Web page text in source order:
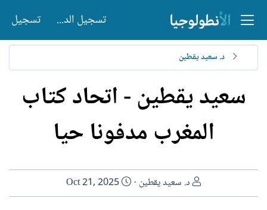
تسجيل الدخول تسجيل
د. سعيد يقطين
سعيد يقطين - اتحاد كتاب
المغرب مدفونا حيا
ا
ل
د. سعيد يقطين
ت
ا
Oct 21, 2025